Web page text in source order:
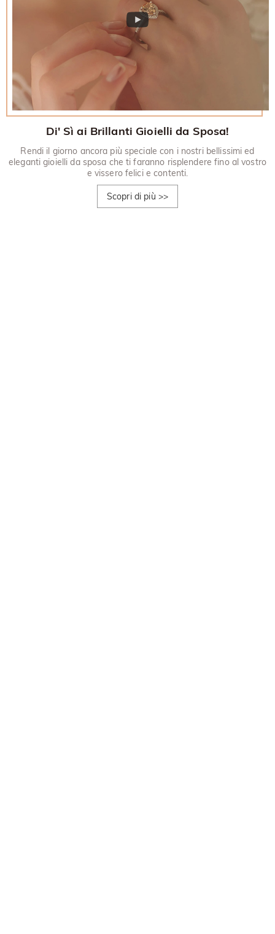
Di' Sì ai Brillanti Gioielli da Sposa!
Rendi il giorno ancora più speciale con i nostri bellissimi ed
eleganti gioielli da sposa che ti faranno risplendere fino al vostro
e vissero felici e contenti.
Scopri di più >>